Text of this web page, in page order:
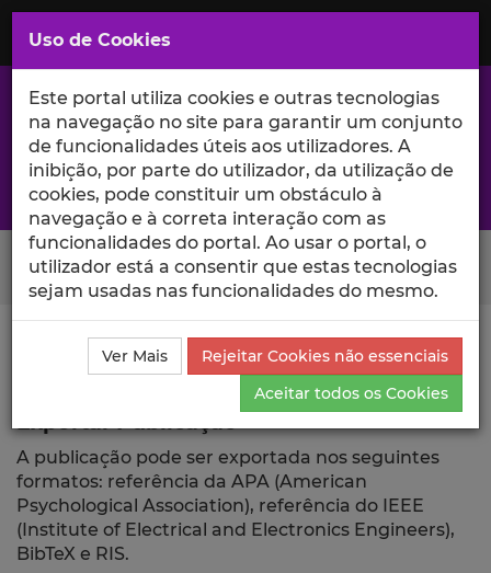
Saltar
para
Conteúdo
Principal
A excelência da investigação e ciência no Iscte
Search Button
Ciência_Iscte Publicações
Descrição Detalhada da
Publicação
Exportar
A publicação pode ser exportada nos seguintes
formatos: referência da APA (American
Psychological Association), referência do IEEE
(Institute of Electrical and Electronics Engineers),
BibTeX e RIS.
Uso de Cookies
Este portal utiliza cookies e outras tecnologias
na navegação no site para garantir um conjunto
de funcionalidades úteis aos utilizadores. A
inibição, por parte do utilizador, da utilização de
cookies, pode constituir um obstáculo à
navegação e à correta interação com as
funcionalidades do portal. Ao usar o portal, o
utilizador está a consentir que estas tecnologias
sejam usadas nas funcionalidades do mesmo.
Ver Mais
Rejeitar Cookies não essenciais
Aceitar todos os Cookies